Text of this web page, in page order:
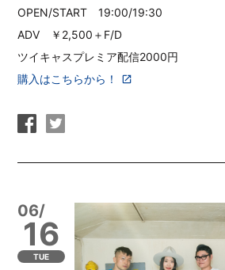
OPEN/START 19:00/19:30
ADV ￥2,500＋F/D
ツイキャスプレミア配信2000円
購入はこちらから！
06/
16
TUE